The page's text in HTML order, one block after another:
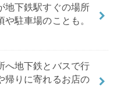
地下鉄駅すぐの場所
や駐車場のことも。
へ地下鉄とバスで行
帰りに寄れるお店の